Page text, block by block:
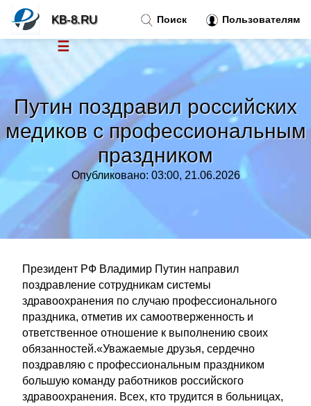
Путин поздравил российских
медиков с профессиональным
праздником
Опубликовано: 03:00, 21.06.2026
Президент РФ Владимир Путин направил
поздравление сотрудникам системы
здравоохранения по случаю профессионального
праздника, отметив их самоотверженность и
ответственное отношение к выполнению своих
обязанностей.«Уважаемые друзья, сердечно
поздравляю с профессиональным праздником
большую команду работников российского
здравоохранения. Всех, кто трудится в больницах,
Поиск Пользователям
KB-8.RU
☰
Новости
Тренды новостей»
»
Правила »
Контакт»